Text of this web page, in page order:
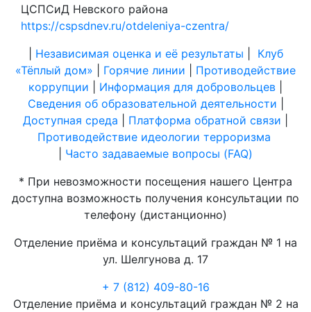
ЦСПСиД Невского района
https://cspsdnev.ru/otdeleniya-czentra/
Независимая оценка и её результаты
Клуб
«Тёплый дом»
Горячие линии
Противодействие
коррупции
Информация для добровольцев
Сведения об образовательной деятельности
Доступная среда
Платформа обратной связи
Противодействие идеологии терроризма
Часто задаваемые вопросы (FAQ)
* При невозможности посещения нашего Центра
доступна возможность получения консультации по
телефону (дистанционно)
Отделение приёма и консультаций граждан № 1 на
ул. Шелгунова д. 17
+ 7 (812) 409-80-16
Отделение приёма и консультаций граждан № 2 на